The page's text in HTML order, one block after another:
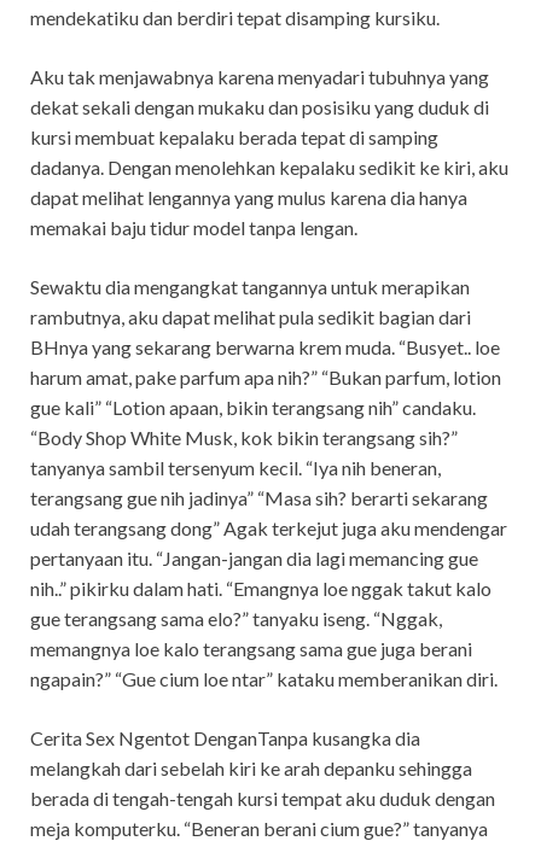
mendekatiku dan berdiri tepat disamping kursiku.
Aku tak menjawabnya karena menyadari tubuhnya yang
dekat sekali dengan mukaku dan posisiku yang duduk di
kursi membuat kepalaku berada tepat di samping
dadanya. Dengan menolehkan kepalaku sedikit ke kiri, aku
dapat melihat lengannya yang mulus karena dia hanya
memakai baju tidur model tanpa lengan.
Sewaktu dia mengangkat tangannya untuk merapikan
rambutnya, aku dapat melihat pula sedikit bagian dari
BHnya yang sekarang berwarna krem muda. “Busyet.. loe
harum amat, pake parfum apa nih?” “Bukan parfum, lotion
gue kali” “Lotion apaan, bikin terangsang nih” candaku.
“Body Shop White Musk, kok bikin terangsang sih?”
tanyanya sambil tersenyum kecil. “Iya nih beneran,
terangsang gue nih jadinya” “Masa sih? berarti sekarang
udah terangsang dong” Agak terkejut juga aku mendengar
pertanyaan itu. “Jangan-jangan dia lagi memancing gue
nih..” pikirku dalam hati. “Emangnya loe nggak takut kalo
gue terangsang sama elo?” tanyaku iseng. “Nggak,
memangnya loe kalo terangsang sama gue juga berani
ngapain?” “Gue cium loe ntar” kataku memberanikan diri.
Cerita Sex Ngentot DenganTanpa kusangka dia
melangkah dari sebelah kiri ke arah depanku sehingga
berada di tengah-tengah kursi tempat aku duduk dengan
meja komputerku. “Beneran berani cium gue?” tanyanya